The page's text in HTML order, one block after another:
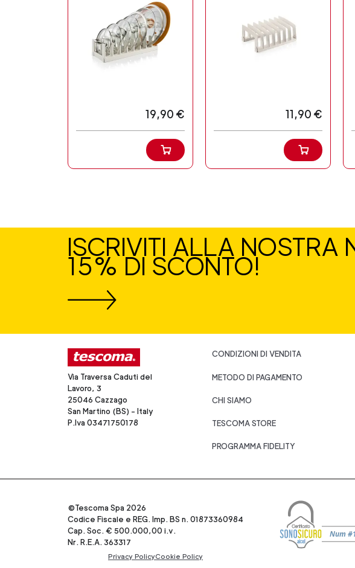
19,90 € 11,90 €
ISCRIVITI ALLA NOSTRA
15% DI SCONTO!
Via Traversa Caduti del
Lavoro, 3
25046 Cazzago
San Martino (BS) - Italy
P.Iva 03471750178
CONDIZIONI DI VENDITA
METODO DI PAGAMENTO
CHI SIAMO
TESCOMA STORE
PROGRAMMA FIDELITY
©Tescoma Spa 2026
Codice Fiscale e REG. Imp. BS n. 01873360984
Cap. Soc. € 500.000,00 i.v.
Nr. R.E.A. 363317
Privacy PolicyCookie Policy